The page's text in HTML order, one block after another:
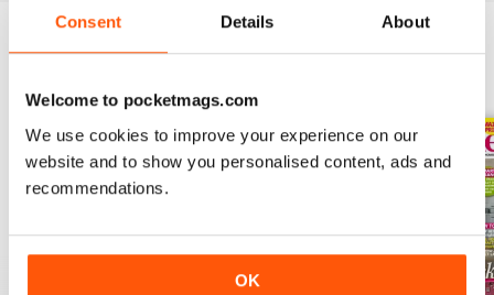
Consent Details About
Welcome to pocketmags.com
We use cookies to improve your experience on our
website and to show you personalised content, ads and
recommendations.
OK